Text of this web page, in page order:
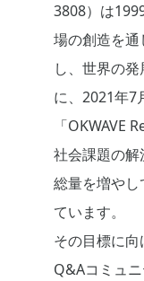
3808）は
場の創造を
し、世界の
に、2021年7
「OKWAVE
社会課題の
総量を増や
ています。
その目標に
Q&Aコミュ